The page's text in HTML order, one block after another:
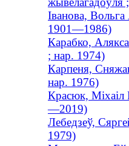
Іванова, Вольга
1901—1986)
Карабко,
; нар. 1974)
Карпеня,
нар. 1976)
Красюк, Міхаіл
—2019)
Лебедзеў,
1979)